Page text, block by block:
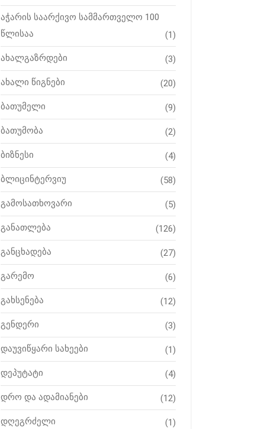
აჭარის საარქივო სამმართველო 100
წლისაა
(1)
ახალგაზრდები (3)
ახალი წიგნები (20)
ბათუმელი (9)
ბათუმობა (2)
ბიზნესი (4)
ბლიცინტერვიუ (58)
გამოსათხოვარი (5)
განათლება (126)
განცხადება (27)
გარემო (6)
გახსენება (12)
გენდერი (3)
დაუვიწყარი სახეები (1)
დეპუტატი (4)
დრო და ადამიანები (12)
დღეგრძელი (1)